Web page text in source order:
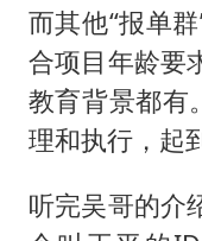
而其他“报单
合项目年龄要
教育背景都有
理和执行，起
听完吴哥的介